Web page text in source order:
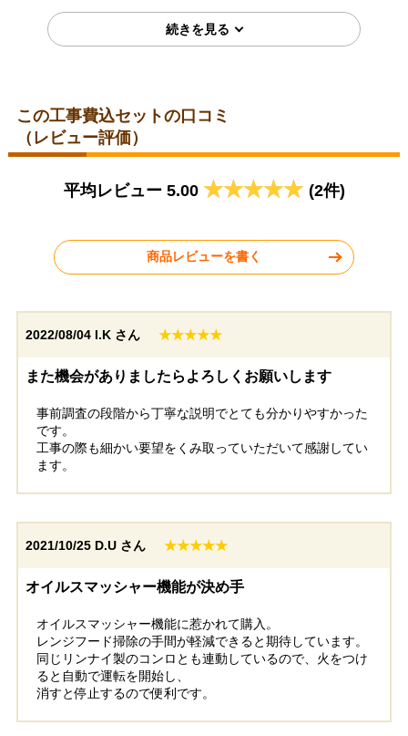
お客様の声をもっと見る
埼玉県川口市
2026年5月22日 2026年5月19日
工事実績をもっと見る
この工事費込セットの口コミ
（レビュー評価）
平均レビュー 5.00 (2件)
商品レビューを書く
2022/08/04 I.K さん ★★★★★
また機会がありましたらよろしくお願いします
事前調査の段階から丁寧な説明でとても分かりやすかった
です。
工事の際も細かい要望をくみ取っていただいて感謝してい
ます。
2021/10/25 D.U さん ★★★★★
オイルスマッシャー機能が決め手
オイルスマッシャー機能に惹かれて購入。
レンジフード掃除の手間が軽減できると期待しています。
同じリンナイ製のコンロとも連動しているので、火をつけ
ると自動で運転を開始し、
消すと停止するので便利です。